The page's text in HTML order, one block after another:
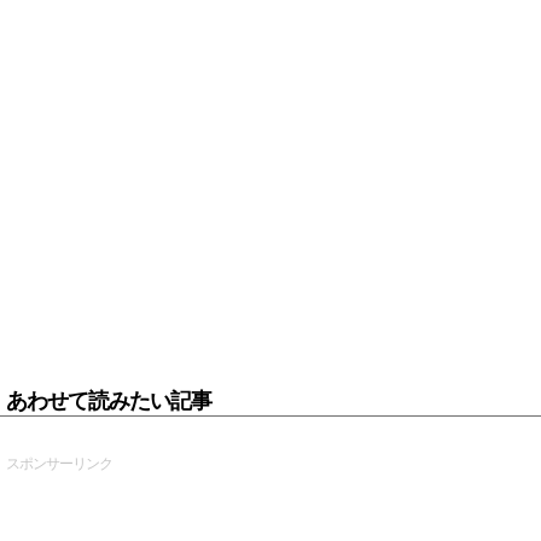
あわせて読みたい記事
スポンサーリンク